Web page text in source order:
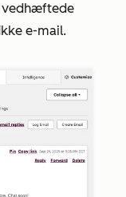
vedhæftede
e-mail.